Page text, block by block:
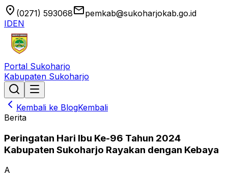
location_on (0271) 593068emailpemkab@sukoharjokab.go.id
IDEN
Portal Sukoharjo
Kabupaten Sukoharjo
Kembali ke BlogKembali
Berita
Peringatan Hari Ibu Ke-96 Tahun 2024
Kabupaten Sukoharjo Rayakan dengan Kebaya
A